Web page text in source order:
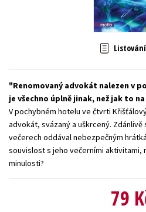
Zahraniční
Všechny
Listování
Renomovaný advokát nalezen v
je všechno úplně jinak, než jak to
V pochybném hotelu ve čtvrti
advokát, svázaný a uškrcený.
večerech oddával nebezpečným
souvislost s jeho večerními aktivitami,
minulosti?
79